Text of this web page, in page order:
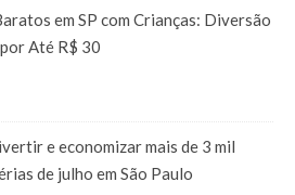
em SP com Crianças: Diversão
Até R$ 30
e economizar mais de 3 mil
de julho em São Paulo